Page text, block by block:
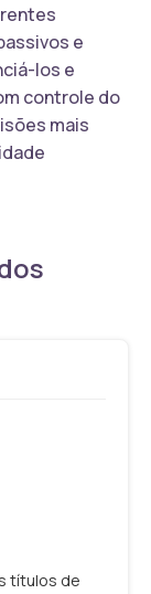
e
los e
controle do
mais
títulos de